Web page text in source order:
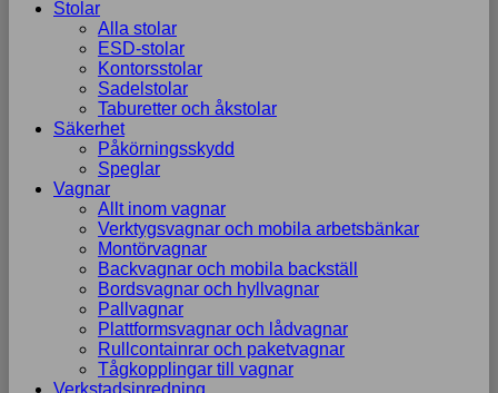
Stolar
Alla stolar
ESD-stolar
Kontorsstolar
Sadelstolar
Taburetter och åkstolar
Säkerhet
Påkörningsskydd
Speglar
Vagnar
Allt inom vagnar
Verktygsvagnar och mobila arbetsbänkar
Montörvagnar
Backvagnar och mobila backställ
Bordsvagnar och hyllvagnar
Pallvagnar
Plattformsvagnar och lådvagnar
Rullcontainrar och paketvagnar
Tågkopplingar till vagnar
Verkstadsinredning